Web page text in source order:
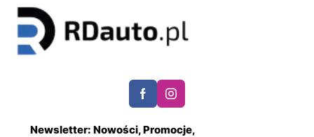
Newsletter: Nowości, Promocje,